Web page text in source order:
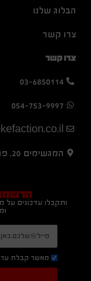
הבלוג שלנו
צרו קשר
צרו קשר
03-6850114
054-753-9997
המגשימים 20, פתח תקווה
הרשמו
ותקבלו עדכונים על
מאשר קבלת